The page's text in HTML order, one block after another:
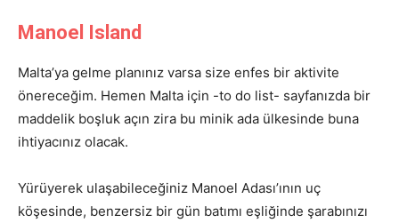
Manoel Island
Malta’ya gelme planınız varsa size enfes bir aktivite
önereceğim. Hemen Malta için -to do list- sayfanızda bir
maddelik boşluk açın zira bu minik ada ülkesinde buna
ihtiyacınız olacak.
Yürüyerek ulaşabileceğiniz Manoel Adası’ının uç
köşesinde, benzersiz bir gün batımı eşliğinde şarabınızı